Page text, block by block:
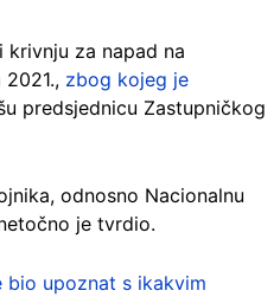
za napad na
zbog kojeg je
predsjednicu Zastupničkog
odnosno Nacionalnu
je tvrdio.
bio upoznat s ikakvim